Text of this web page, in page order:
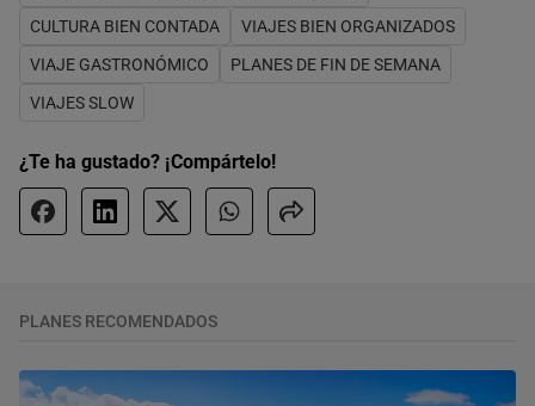
CULTURA BIEN CONTADA
VIAJES BIEN ORGANIZADOS
VIAJE GASTRONÓMICO
PLANES DE FIN DE SEMANA
VIAJES SLOW
¿Te ha gustado? ¡Compártelo!
PLANES RECOMENDADOS